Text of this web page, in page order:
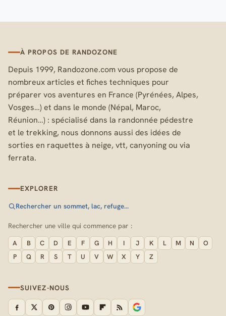
À PROPOS DE RANDOZONE
Depuis 1999, Randozone.com vous propose de
nombreux articles et fiches techniques pour
préparer vos aventures en France (Pyrénées, Alpes,
Vosges…) et dans le monde (Népal, Maroc,
Réunion…) : spécialisé dans la randonnée pédestre
et le trekking, nous donnons aussi des idées de
sorties en raquettes à neige, vtt, canyoning ou via
ferrata.
EXPLORER
Rechercher un sommet, lac, refuge…
Rechercher une ville qui commence par :
A B C D E F G H I J K L M N
O
P
Q R S T U V W X Y Z
SUIVEZ-NOUS